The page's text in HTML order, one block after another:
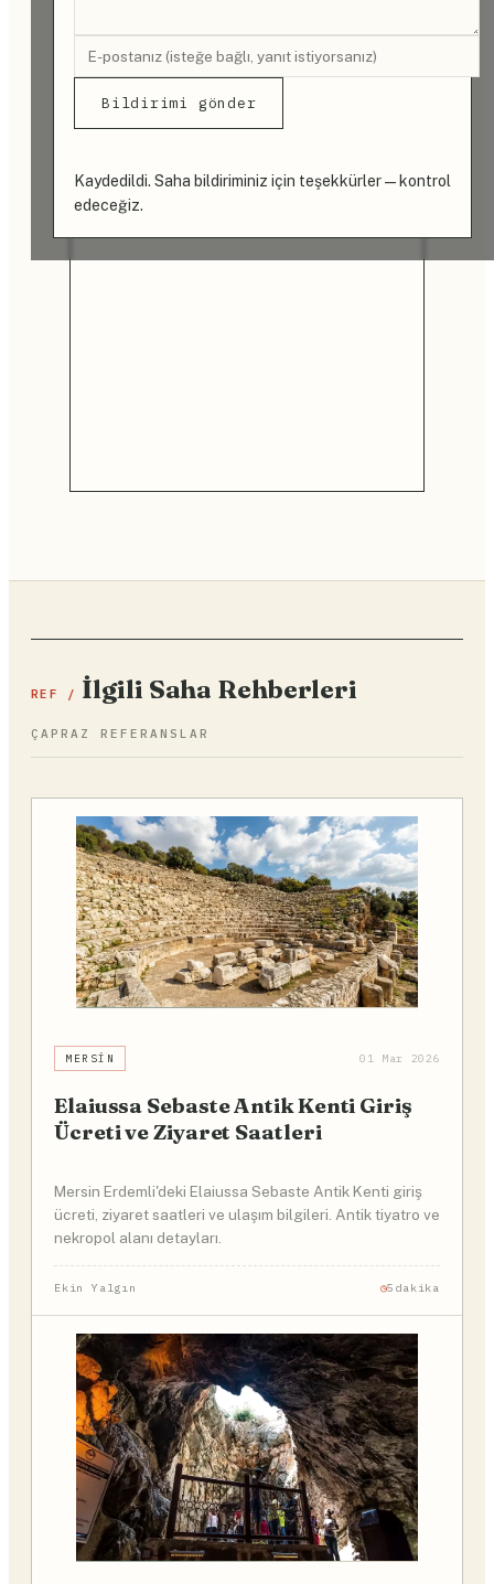
Bildirimi gönder
Kaydedildi. Saha bildiriminiz için teşekkürler — kontrol
edeceğiz.
REF / İlgili Saha Rehberleri
ÇAPRAZ REFERANSLAR
MERSIN 01 Mar 2026
Elaiussa Sebaste Antik Kenti Giriş
Ücreti ve Ziyaret Saatleri
Mersin Erdemli'deki Elaiussa Sebaste Antik Kenti giriş
ücreti, ziyaret saatleri ve ulaşım bilgileri. Antik tiyatro ve
nekropol alanı detayları.
Ekin Yalgın 5dakika